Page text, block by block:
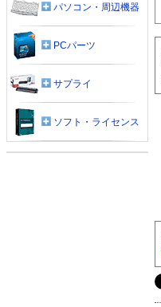
パソコン・周辺機器
PCパーツ
サプライ
ソフト・ライセンス